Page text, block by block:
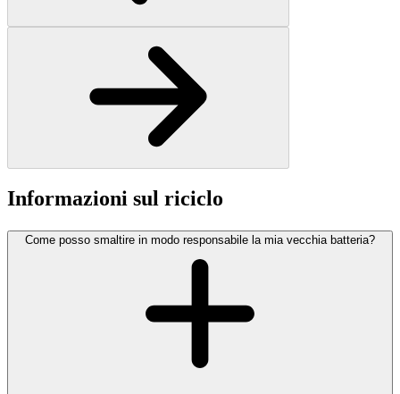
Informazioni sul riciclo
Come posso smaltire in modo responsabile la mia vecchia batteria?